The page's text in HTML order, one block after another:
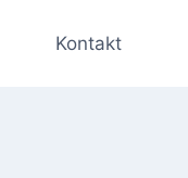
Kontakt